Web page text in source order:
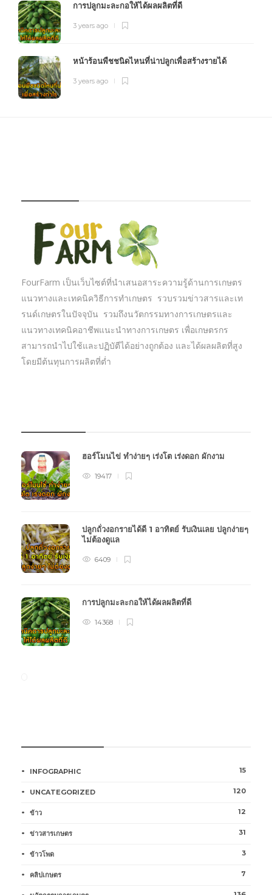
การปลูกมะละกอให้ได้ผลผลิตที่ดี
3 years ago
หน้าร้อนพืชชนิดไหนที่น่าปลูกเพื่อสร้างรายได้
3 years ago
FourFarm เป็นเว็บไซต์ที่นำเสนอสาระความรู้ด้านการเกษตร
แนวทางและเทคนิควิธีการทำเกษตร รวบรวมข่าวสารและเท
รนด์เกษตรในปัจจุบัน รวมถึงนวัตกรรมทางการเกษตรและ
แนวทางเทคนิคอาชีพแนะนำทางการเกษตร เพื่อเกษตรกร
สามารถนำไปใช้และปฏิบัตืได้อย่างถูกต้อง และได้ผลผลิตที่สูง
โดยมีต้นทุนการผลิตที่ต่ำ
ฮอร์โมนไข่ ทำง่ายๆ เร่งโต เร่งดอก ผักงาม
19417
ปลูกถั่วงอกรายได้ดี 1 อาทิตย์ รับเงินเลย ปลูกง่ายๆ
ไม่ต้องดูแล
6409
การปลูกมะละกอให้ได้ผลผลิตที่ดี
14368
INFOGRAPHIC 15
UNCATEGORIZED 120
ข้าว 12
ข่าวสารเกษตร 31
ข้าวโพด 3
คลิปเกษตร 7